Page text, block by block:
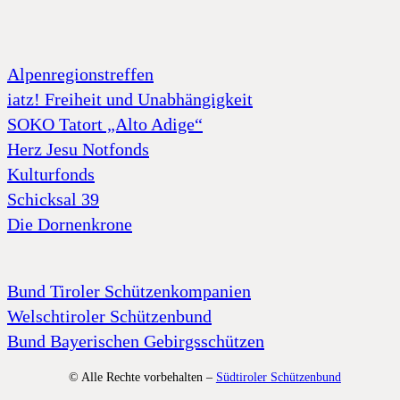
Alpenregionstreffen
iatz! Freiheit und Unabhängigkeit
SOKO Tatort „Alto Adige“
Herz Jesu Notfonds
Kulturfonds
Schicksal 39
Die Dornenkrone
Bund Tiroler Schützenkompanien
Welschtiroler Schützenbund
Bund Bayerischen Gebirgsschützen
© Alle Rechte vorbehalten – Südtiroler Schützenbund